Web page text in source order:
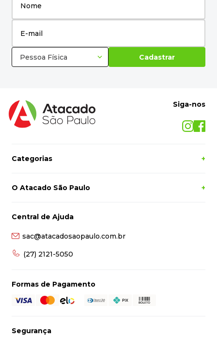
Pessoa Física Cadastrar
Siga-nos
Categorias +
O Atacado São Paulo +
Central de Ajuda
sac@atacadosaopaulo.com.br
(27) 2121-5050
Formas de Pagamento
Segurança